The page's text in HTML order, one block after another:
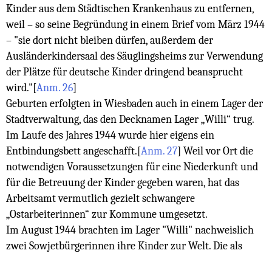
Kinder aus dem Städtischen Krankenhaus zu entfernen,
weil – so seine Begründung in einem Brief vom März 1944
– "sie dort nicht bleiben dürfen, außerdem der
Ausländerkindersaal des Säuglingsheims zur Verwendung
der Plätze für deutsche Kinder dringend beansprucht
wird." [Anm. 26]
Geburten erfolgten in Wiesbaden auch in einem Lager der
Stadtverwaltung, das den Decknamen Lager „Willi“ trug.
Im Laufe des Jahres 1944 wurde hier eigens ein
Entbindungsbett angeschafft. [Anm. 27] Weil vor Ort die
notwendigen Voraussetzungen für eine Niederkunft und
für die Betreuung der Kinder gegeben waren, hat das
Arbeitsamt vermutlich gezielt schwangere
„Ostarbeiterinnen“ zur Kommune umgesetzt.
Im August 1944 brachten im Lager "Willi" nachweislich
zwei Sowjetbürgerinnen ihre Kinder zur Welt. Die als